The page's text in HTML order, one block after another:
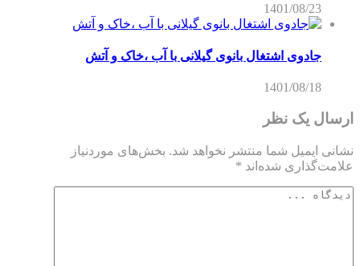
1401/08/23
جادوی اشتغال بانوی گیلانی با آب ،خاک و آتش
1401/08/18
ارسال یک نظر
نشانی ایمیل شما منتشر نخواهد شد. بخش‌های موردنیاز
علامت‌گذاری شده‌اند *